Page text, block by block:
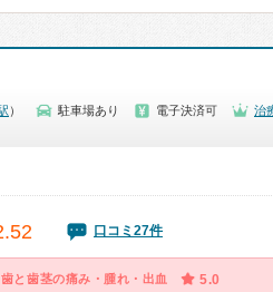
） 駐車場あり 電子決済可
治
口コミ27件
と歯茎の痛み・腫れ・出血 5.0